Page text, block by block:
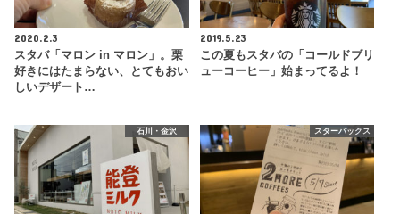
2020.2.3
スタバ「マロン in マロン」。栗
好きにはたまらない、とてもおい
しいデザート…
2019.5.23
この夏もスタバの「コールドブリ
ューコーヒー」始まってるよ！
石川・金沢 スターバックス